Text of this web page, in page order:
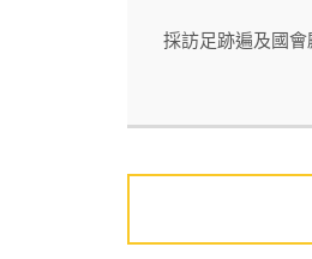
採訪足跡遍及國